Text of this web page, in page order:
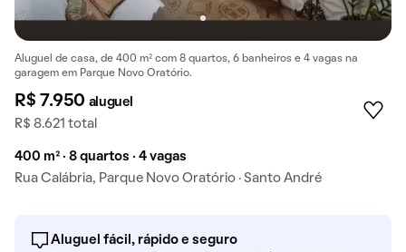
Aluguel de casa, de 400 m² com 8 quartos, 6 banheiros e 4 vagas na
garagem em Parque Novo Oratório.
R$ 7.950 aluguel
R$ 8.621 total
400 m² · 8 quartos · 4 vagas
Rua Calábria, Parque Novo Oratório · Santo André
Aluguel fácil, rápido e seguro